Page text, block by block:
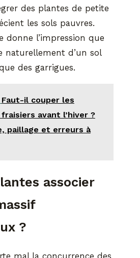
des plantes de petite
les sols pauvres.
donne l’impression que
naturellement d’un sol
des garrigues.
Faut-il couper les
avant l’hiver ?
paillage et erreurs à
associer
?
mal la concurrence des